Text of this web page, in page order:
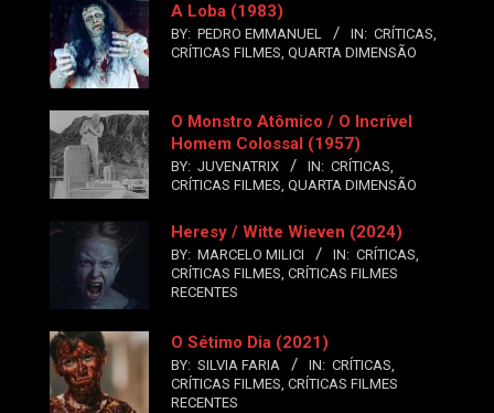
A Loba (1983)
BY: PEDRO EMMANUEL IN: CRÍTICAS,
CRÍTICAS FILMES, QUARTA DIMENSÃO
O Monstro Atômico / O Incrível
Homem Colossal (1957)
BY: JUVENATRIX IN: CRÍTICAS,
CRÍTICAS FILMES, QUARTA DIMENSÃO
Heresy / Witte Wieven (2024)
BY: MARCELO MILICI IN: CRÍTICAS,
CRÍTICAS FILMES, CRÍTICAS FILMES
RECENTES
O Sétimo Dia (2021)
BY: SILVIA FARIA IN: CRÍTICAS,
CRÍTICAS FILMES, CRÍTICAS FILMES
RECENTES